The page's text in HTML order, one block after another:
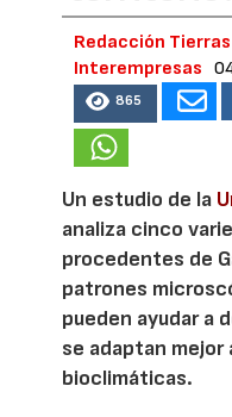
Redacción
Interempresas
865
Un estudio de la
analiza cinco
procedentes de
patrones
pueden ayudar a
se adaptan
bioclimáticas.